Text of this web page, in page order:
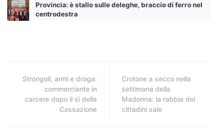
Provincia: è stallo sulle deleghe, braccio di ferro nel
centrodestra
Strongoli, armi e droga:
commerciante in
carcere dopo il sì della
Cassazione
Crotone a secco nella
settimana della
Madonna: la rabbia dei
cittadini sale